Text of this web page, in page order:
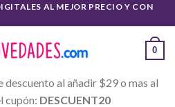
AL MEJOR PRECIO Y CON
0
descuento al añadir $29 o mas al
cupón: DESCUENT20